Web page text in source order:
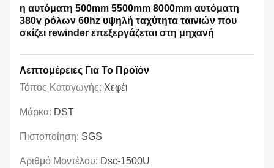
η αυτόματη 500mm 5500mm 8000mm αυτόματη
380v ρόλων 60hz υψηλή ταχύτητα ταινιών που
σκίζει rewinder επεξεργάζεται στη μηχανή
Λεπτομέρειες Για Το Προϊόν
Τόπος Καταγωγής: Χεφέι
Μάρκα: DST
Πιστοποίηση: SGS
Αριθμό Μοντέλου: Dsc-1500U